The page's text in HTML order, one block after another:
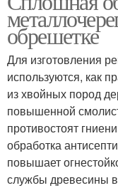
обрешетке
Для изготовления
используются, как
из хвойных пород
повышенной
противостоят
обработка
повышает
службы древесины в